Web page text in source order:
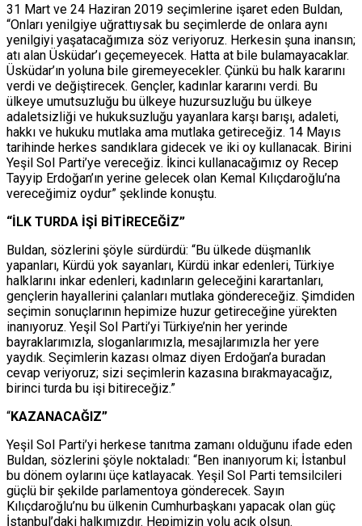
31 Mart ve 24 Haziran 2019 seçimlerine işaret eden Buldan,
“Onları yenilgiye uğrattıysak bu seçimlerde de onlara aynı
yenilgiyi yaşatacağımıza söz veriyoruz. Herkesin şuna inansın;
atı alan Üsküdar’ı geçemeyecek. Hatta at bile bulamayacaklar.
Üsküdar’ın yoluna bile giremeyecekler. Çünkü bu halk kararını
verdi ve değiştirecek. Gençler, kadınlar kararını verdi. Bu
ülkeye umutsuzluğu bu ülkeye huzursuzluğu bu ülkeye
adaletsizliği ve hukuksuzluğu yayanlara karşı barışı, adaleti,
hakkı ve hukuku mutlaka ama mutlaka getireceğiz. 14 Mayıs
tarihinde herkes sandıklara gidecek ve iki oy kullanacak. Birini
Yeşil Sol Parti’ye vereceğiz. İkinci kullanacağımız oy Recep
Tayyip Erdoğan’ın yerine gelecek olan Kemal Kılıçdaroğlu’na
vereceğimiz oydur” şeklinde konuştu.
“İLK TURDA İŞİ BİTİRECEĞİZ”
Buldan, sözlerini şöyle sürdürdü: “Bu ülkede düşmanlık
yapanları, Kürdü yok sayanları, Kürdü inkar edenleri, Türkiye
halklarını inkar edenleri, kadınların geleceğini karartanları,
gençlerin hayallerini çalanları mutlaka göndereceğiz. Şimdiden
seçimin sonuçlarının hepimize huzur getireceğine yürekten
inanıyoruz. Yeşil Sol Parti’yi Türkiye’nin her yerinde
bayraklarımızla, sloganlarımızla, mesajlarımızla her yere
yaydık. Seçimlerin kazası olmaz diyen Erdoğan’a buradan
cevap veriyoruz; sizi seçimlerin kazasına bırakmayacağız,
birinci turda bu işi bitireceğiz.”
“KAZANACAĞIZ”
Yeşil Sol Parti’yi herkese tanıtma zamanı olduğunu ifade eden
Buldan, sözlerini şöyle noktaladı: “Ben inanıyorum ki; İstanbul
bu dönem oylarını üçe katlayacak. Yeşil Sol Parti temsilcileri
güçlü bir şekilde parlamentoya gönderecek. Sayın
Kılıçdaroğlu’nu bu ülkenin Cumhurbaşkanı yapacak olan güç
İstanbul’daki halkımızdır. Hepimizin yolu açık olsun.